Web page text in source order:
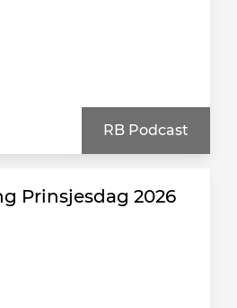
RB Podcast
Prinsjesdag 2026